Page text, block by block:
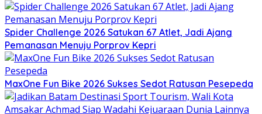
Spider Challenge 2026 Satukan 67 Atlet, Jadi Ajang
Pemanasan Menuju Porprov Kepri
MaxOne Fun Bike 2026 Sukses Sedot Ratusan Pesepeda